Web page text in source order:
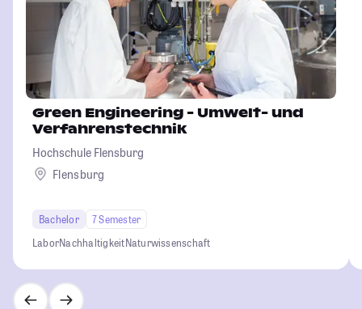
Green Engineering - Umwelt- und
Verfahrenstechnik
Hochschule Flensburg
Flensburg
Bachelor
7 Semester
LaborNachhaltigkeitNaturwissenschaft